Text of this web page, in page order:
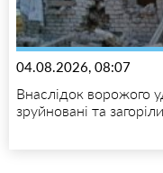
04.08.2026, 08:07
Внаслідок ворожого
зруйновані та